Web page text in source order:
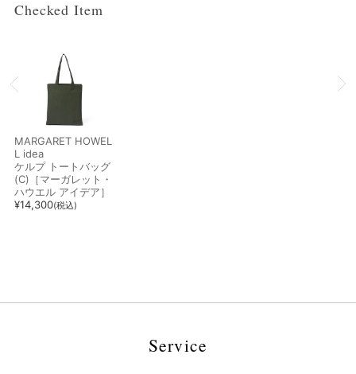
Checked Item
MARGARET HOWEL
L idea
ケルプ トートバッグ
(C)［マーガレット・
ハウエル アイデア］
¥14,300(税込)
Service